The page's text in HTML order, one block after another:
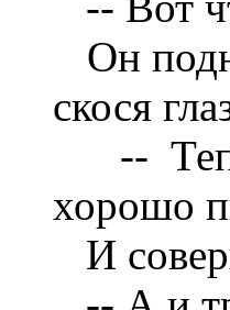
Он
скося
--
хорошо
И